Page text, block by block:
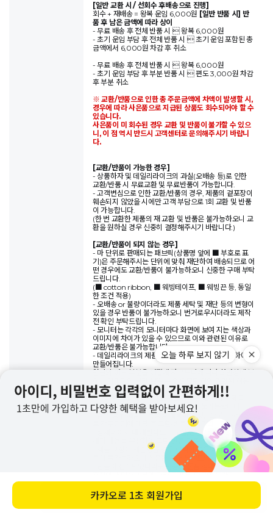
바로 구매하기
[일반 교환 시 / 선회수 후배송으로 진행]
회수 + 재배송 = 왕복 운임 6,000원 [일반 반품 시] 반
품 후 남은 금액에 따라 상이
- 무료 배송 후 전체 반품 시  왕복 6,000원
- 초기 운임 부담 후 전체 반품 시  초기 운임 포함된 총
금액에서 6,000원 차감 후 취소
- 무료 배송 후 전체 반품 시  왕복 6,000원
- 초기 운임 부담 후 부분 반품 시  편도 3,000원 차감
후 부분 취소
※ 교환/반품으로 인한 총 주문금액에 차액이 발생할 시,
경우에 따라 사은품으로 지급된 상품도 회수되어야 할 수
있습니다.
사은품이 미 회수된 경우 교환 및 반품이 불가할 수 있으
니, 이 점 역시 반드시 고객센터로 문의해주시기 바랍니
다.
[교환/반품이 가능한 경우]
- 상품하자 및 데일리라이크의 과실(오배송 등)로 인한
교환/반품 시 무료교환 및 무료반품이 가능합니다.
- 고객변심으로 인한 교환/반품의 경우, 제품의 겉포장이
훼손되지 않았을 시에만 고객 부담으로 1회 교환 및 반품
이 가능합니다.
(한 번 교환한 제품의 재 교환 및 반품은 불가능하오니 교
환을 원하실 경우 신중히 결정해주시기 바랍니다.)
[교환/반품이 되지 않는 경우]
- 마 단위로 판매되는 패브릭(상품명 앞에 ■ 부호로 표
기)은 주문해주시는 단위에 맞춰 재단하여 배송되므로 어
떤 경우에도 교환/반품이 불가능하오니 신중한 구매 부탁
드립니다.
(■ cotton ribbon, ■ 웨빙테이프, ■ 웨빙끈 등, 동일
한 조건 적용)
- 오배송 or 불량이더라도 제품 세탁 및 재단 등의 변형이
있을 경우 반품이 불가능하오니 번거로우시더라도 제작
전 확인 부탁드립니다.
- 모니터는 각각의 모니터마다 화면에 보여 지는 색상과
이미지에 차이가 있을 수 있으므로 이와 관련된 이유로
교환/반품은 불가능합니다.
- 데일리라이크의 제품은 기본적으로 패턴을 활용하여
만들어집니다.
원단의 어느 부분을 어떻게 자르느냐에 따라 화면상에 보
로 교환/반품은 불가능합니다.
- 사용흔적 및 제품불량으로 보이기 위해 고의로 제품을
훼손한 흔적이 있을 경우 교환/반품은 불가능합니다.
- 솜의 경우 제품의 특성상 개봉하는 것만으로도 사용으
로 간주되기에 개봉 후 교환/반품이 불가합니다.
- 상세페이지 내 개별적으로 교환/반품 사항이 있을 경우
해당 내용을 우선하여 교환/반품 기준이 적용됩니다.
- 제품 포장이 훼손됐을 경우 어떠한 경우에서도 교환/반
품이 불가능하오니 신중한 구매 부탁드립니다.
- 반품이 접수되었더라도 반송된 물품 상태 확인 후 사용
흔적이나 훼손 여부에 따라 교환 및 환불이 불가할 수 있
습니다.
환불
환불은 적립금/예치금 환불 및 결제취소가 가능합니다.
오늘 하루 보지 않기